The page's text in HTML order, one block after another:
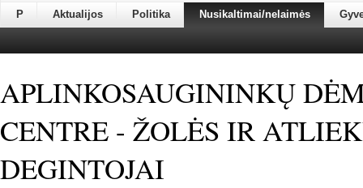
P Aktualijos Politika Nusikaltimai/nelaimės
APLINKOSAUGININKŲ
CENTRE - ŽOLĖS IR
DEGINTOJAI